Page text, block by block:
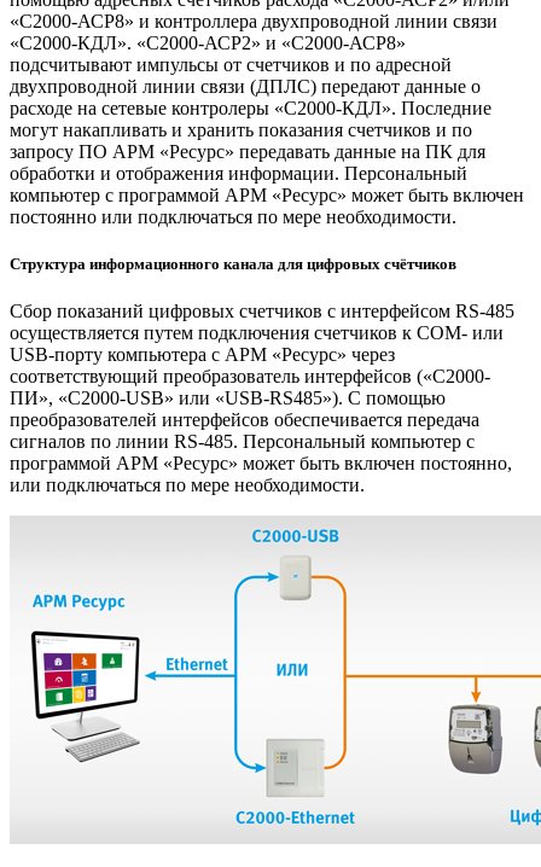
«С2000-АСР8» и контроллера двухпроводной линии связи
«С2000-КДЛ». «С2000-АСР2» и «С2000-АСР8»
подсчитывают импульсы от счетчиков и по адресной
двухпроводной линии связи (ДПЛС) передают данные о
расходе на сетевые контролеры «С2000-КДЛ». Последние
могут накапливать и хранить показания счетчиков и по
запросу ПО АРМ «Ресурс» передавать данные на ПК для
обработки и отображения информации. Персональный
компьютер с программой АРМ «Ресурс» может быть включен
постоянно или подключаться по мере необходимости.
Структура информационного канала для цифровых счётчиков
Сбор показаний цифровых счетчиков с интерфейсом RS-485
осуществляется путем подключения счетчиков к COM- или
USB-порту компьютера с АРМ «Ресурс» через
соответствующий преобразователь интерфейсов («С2000-
ПИ», «С2000-USB» или «USB-RS485»). С помощью
преобразователей интерфейсов обеспечивается передача
сигналов по линии RS-485. Персональный компьютер с
программой АРМ «Ресурс» может быть включен постоянно,
или подключаться по мере необходимости.